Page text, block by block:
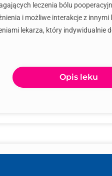
leczenia bólu
i możliwe interakcje z innymi
lekarza, który indywidualnie
Opis leku